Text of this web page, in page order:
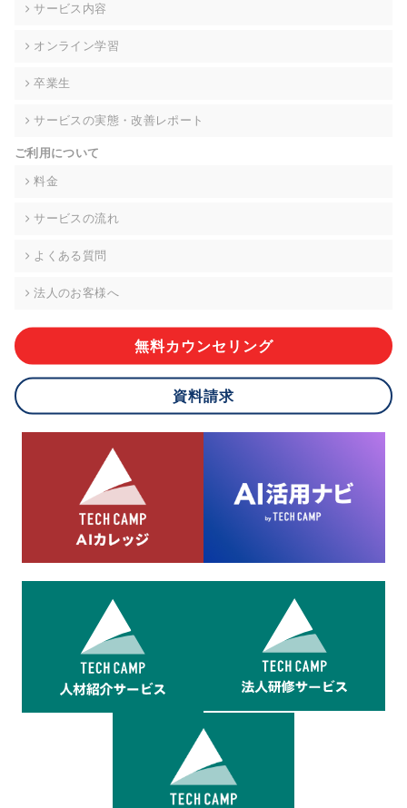
個人情報の開示等(利用目的の通知、開示、内容の訂正・追加・
て、下記の当社問合わせ窓口に申し出ることができます。その
的な期間内に対応いたします。ただし、申請が本人確認が不可
により、ご希望に添えない場合があります。 なお、アクセスロ
グなどの個人情報以外の情報については、原則として開示等は
株式会社div 個人情報問合せ窓口
メールアドレス:privacy_policy@di-v.co.jp
ご本人様が当社に個人情報を提供されるかどうかは任意による
応ができない場合があります。
8.cookieにより取得・分析した情報とその利用について
当社は第三者が運営するデータ・マネジメント・プラットフォ
ームからcookieにより収集されたウェブの閲覧機歴及びその分
析結果を取得し、これをお客様の個人データと結びつけた上
で、広告配信等の目的で利用いたします。
サービス内容
オンライン学習
卒業生
サービスの実態・改善レポート
ご利用について
料金
サービスの流れ
よくある質問
法人のお客様へ
無料カウンセリング
資料請求